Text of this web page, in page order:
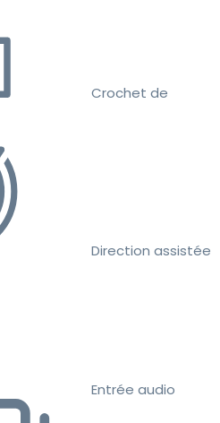
Crochet de
Direction assistée
Entrée audio